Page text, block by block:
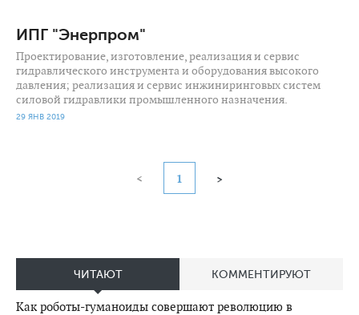
ИПГ "Энерпром"
Проектирование, изготовление, реализация и сервис
гидравлического инструмента и оборудования высокого
давления; реализация и сервис инжиниринговых систем
силовой гидравлики промышленного назначения.
29 ЯНВ 2019
< 1 >
ЧИТАЮТ КОММЕНТИРУЮТ
Как роботы-гуманоиды совершают революцию в